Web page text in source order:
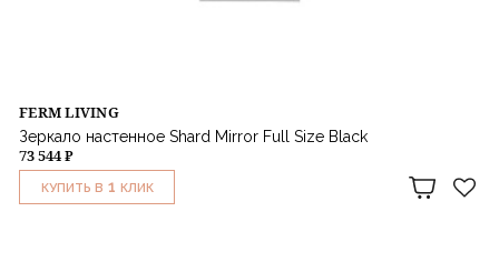
FERM LIVING
Зеркало настенное Shard Mirror Full Size Black
73 544 ₽
КУПИТЬ В 1 КЛИК